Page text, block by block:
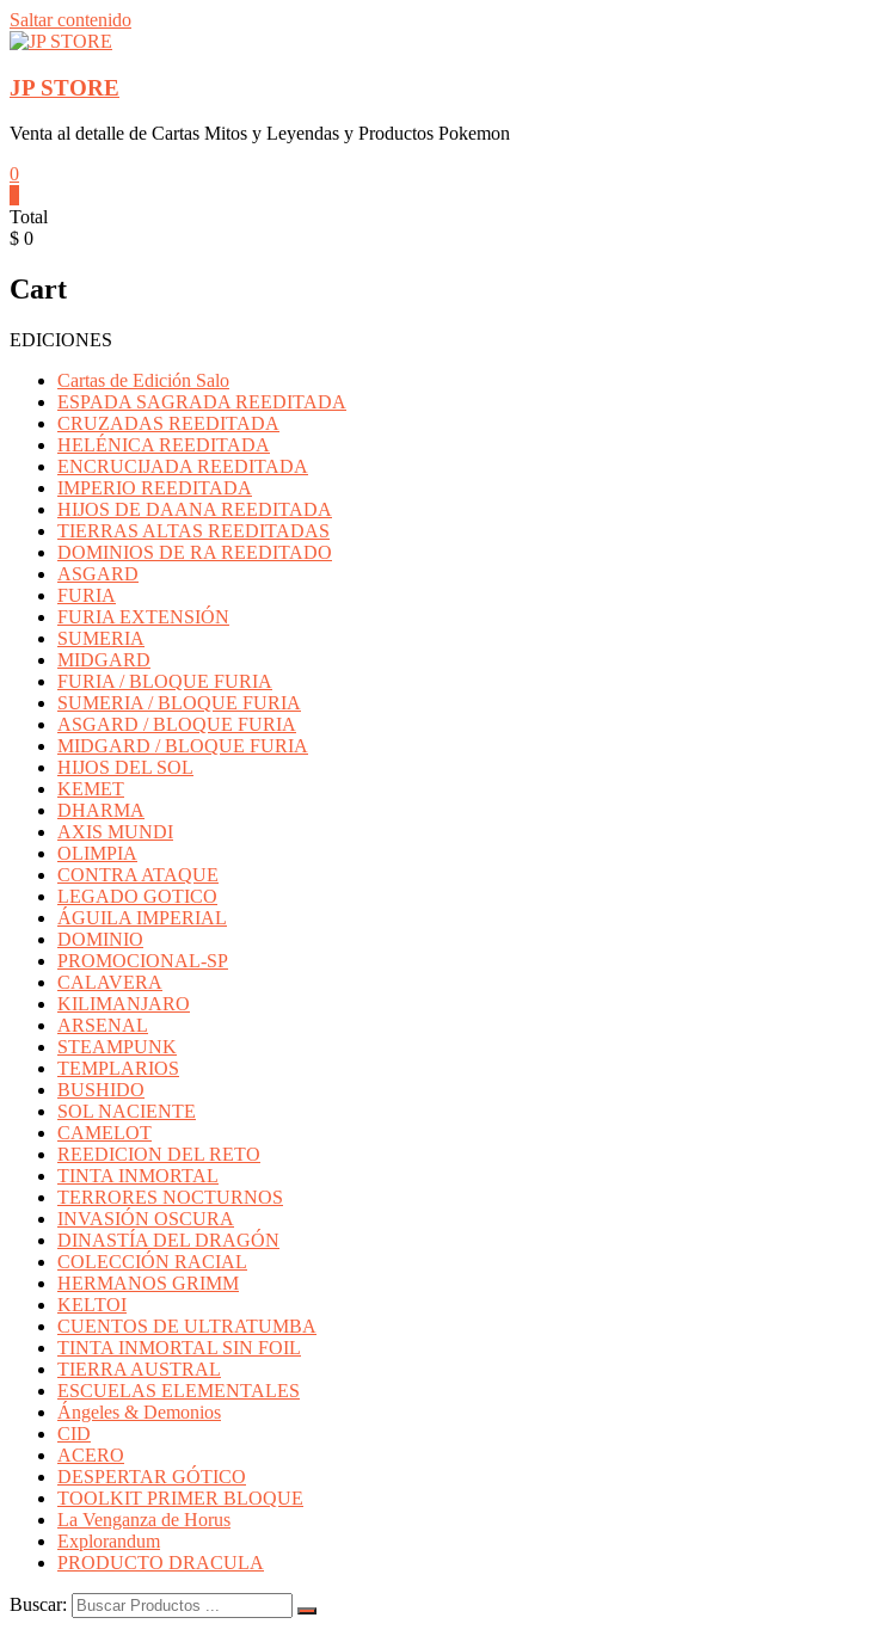
Saltar contenido
JP STORE
Venta al detalle de Cartas Mitos y Leyendas y Productos Pokemon
0
Total
$ 0
Cart
EDICIONES
Cartas de Edición Salo
ESPADA SAGRADA REEDITADA
CRUZADAS REEDITADA
HELÉNICA REEDITADA
ENCRUCIJADA REEDITADA
IMPERIO REEDITADA
HIJOS DE DAANA REEDITADA
TIERRAS ALTAS REEDITADAS
DOMINIOS DE RA REEDITADO
ASGARD
FURIA
FURIA EXTENSIÓN
SUMERIA
MIDGARD
FURIA / BLOQUE FURIA
SUMERIA / BLOQUE FURIA
ASGARD / BLOQUE FURIA
MIDGARD / BLOQUE FURIA
HIJOS DEL SOL
KEMET
DHARMA
AXIS MUNDI
OLIMPIA
CONTRA ATAQUE
LEGADO GOTICO
ÁGUILA IMPERIAL
DOMINIO
PROMOCIONAL-SP
CALAVERA
KILIMANJARO
ARSENAL
STEAMPUNK
TEMPLARIOS
BUSHIDO
SOL NACIENTE
CAMELOT
REEDICION DEL RETO
TINTA INMORTAL
TERRORES NOCTURNOS
INVASIÓN OSCURA
DINASTÍA DEL DRAGÓN
COLECCIÓN RACIAL
HERMANOS GRIMM
KELTOI
CUENTOS DE ULTRATUMBA
TINTA INMORTAL SIN FOIL
TIERRA AUSTRAL
ESCUELAS ELEMENTALES
Ángeles & Demonios
CID
ACERO
DESPERTAR GÓTICO
TOOLKIT PRIMER BLOQUE
La Venganza de Horus
Explorandum
PRODUCTO DRACULA
Buscar: